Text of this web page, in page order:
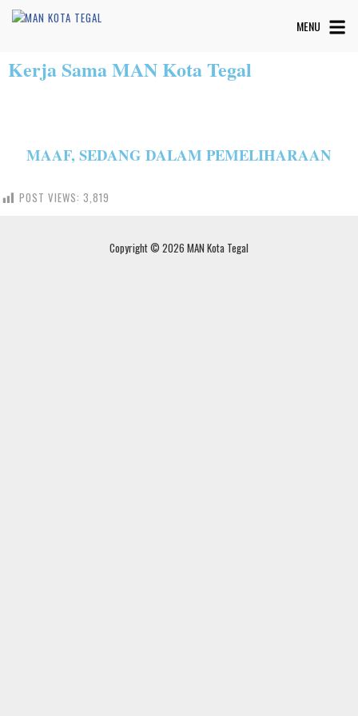
MENU
Kerja Sama MAN Kota Tegal
MAAF, SEDANG DALAM PEMELIHARAAN
POST VIEWS: 3,819
Copyright © 2026 MAN Kota Tegal